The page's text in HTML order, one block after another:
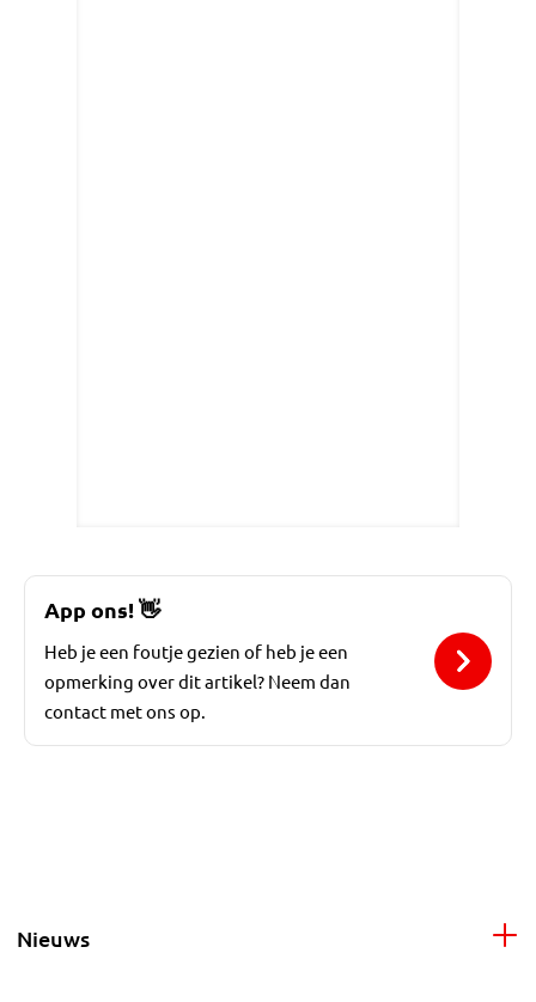
App ons!👋
Heb je een foutje gezien of heb je een
opmerking over dit artikel? Neem dan
contact met ons op.
Nieuws